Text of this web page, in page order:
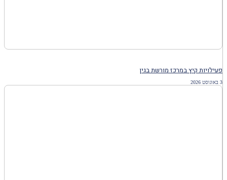
פעילויות קיץ במרכז מורשת בגין
3 באוגוסט 2026